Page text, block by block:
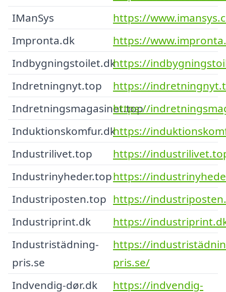
IManSys
https://
Impronta.dk
https://
Indbygningstoilet.dkhttps://
Indretningnyt.top
https://
Indretningsmagasinet.top
https://
Induktionskomfur.dkhttps://
Industrilivet.top
https://
Industrinyheder.tophttps://
Industriposten.top https://
Industriprint.dk
https://
Industristädning-
pris.se
https://
pris.se/
Indvendig-dør.dk
https://indvendig-